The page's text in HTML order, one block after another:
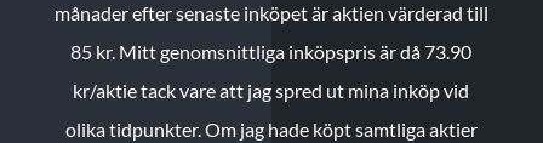
månader efter senaste inköpet är aktien värderad till
85 kr. Mitt genomsnittliga inköpspris är då 73.90
kr/aktie tack vare att jag spred ut mina inköp vid
olika tidpunkter. Om jag hade köpt samtliga aktier